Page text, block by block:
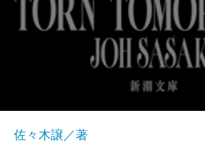
佐々木譲／著